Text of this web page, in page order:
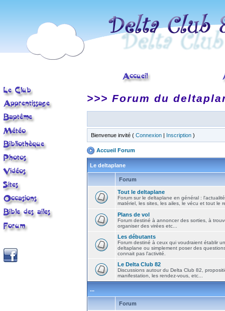
>>> Forum du
Bienvenue invité ( Connexion | Inscription )
Accueil Forum
Le deltaplane
Forum
Tout le deltaplane
Forum sur le deltaplane en général :
matériel, les sites, les ailes, le vécu et tout le
Plans de vol
Forum destiné à annoncer des sorties, à
organiser des virées etc...
Les débutants
Forum destiné à ceux qui voudraient établir
deltaplane ou simplement poser des
connait pas l'activité.
Le Delta Club 82
Discussions autour du Delta Club 82,
manifestation, les rendez-vous, etc...
...
Forum